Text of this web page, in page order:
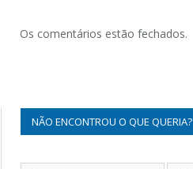
Os comentários estão fechados.
NÃO ENCONTROU O QUE QUERIA?